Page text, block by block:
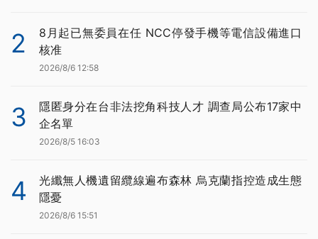
2
8月起已無委員在任 NCC停發手機等電信設備進口
核准
2026/8/6 12:58
3
隱匿身分在台非法挖角科技人才 調查局公布17家中
企名單
2026/8/5 16:03
4
光纖無人機遺留纜線遍布森林 烏克蘭指控造成生態
隱憂
2026/8/6 15:51